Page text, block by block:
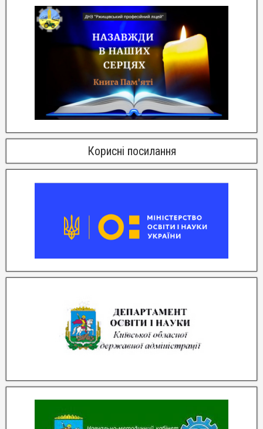
Корисні посилання